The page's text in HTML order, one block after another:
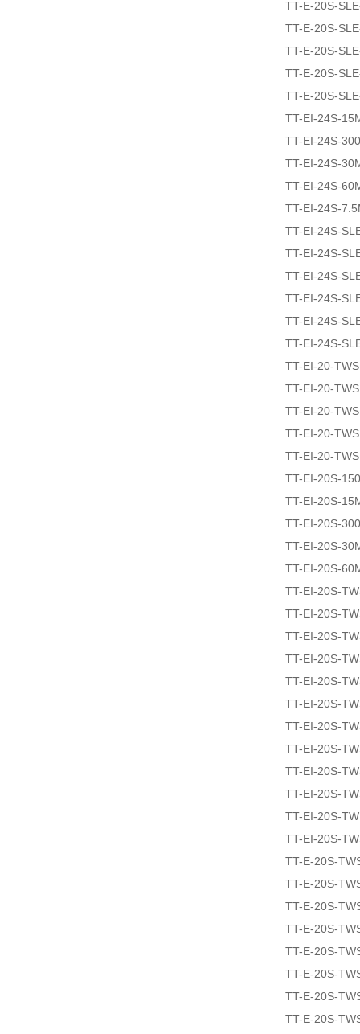
TT-E-20S-
TT-E-20S-
TT-E-20S-
TT-E-20S-
TT-E-20S-
TT-EI-24S-
TT-EI-24S-
TT-EI-24S-
TT-EI-24S-
TT-EI-24S-
TT-EI-24S-
TT-EI-24S-
TT-EI-24S-
TT-EI-24S-
TT-EI-24S-
TT-EI-24S-
TT-EI-20-
TT-EI-20-
TT-EI-20-
TT-EI-20-
TT-EI-20-
TT-EI-20S-
TT-EI-20S-
TT-EI-20S-
TT-EI-20S-
TT-EI-20S-
TT-EI-20S-
TT-EI-20S-
TT-EI-20S-
TT-EI-20S-
TT-EI-20S-
TT-EI-20S-
TT-EI-20S-
TT-EI-20S-
TT-EI-20S-
TT-EI-20S-
TT-EI-20S-
TT-EI-20S-
TT-E-20S-
TT-E-20S-
TT-E-20S-
TT-E-20S-
TT-E-20S-
TT-E-20S-
TT-E-20S-
TT-E-20S-